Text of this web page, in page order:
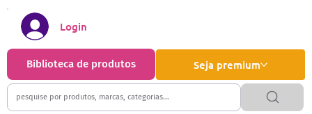
Seja premium
Biblioteca de produtos
Login